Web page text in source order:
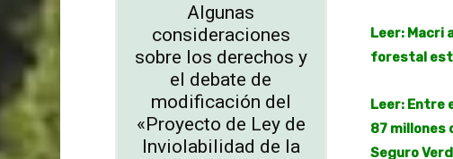
Algunas
consideraciones
sobre los derechos y
el debate de
modificación del
«Proyecto de Ley de
Inviolabilidad de la
Leer: Macri
forestal
Leer: Entre
87 millones
Seguro